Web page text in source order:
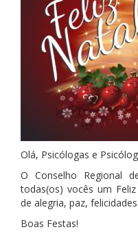
Olá, Psicólogas e
O Conselho Regional
todas(os) vocês um
de alegria, paz,
Boas Festas!